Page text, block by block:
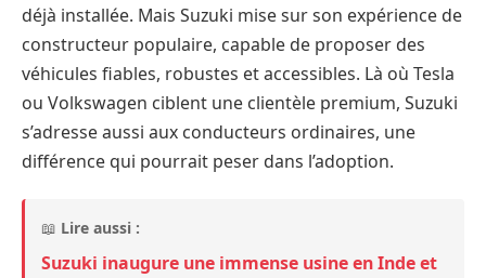
déjà installée. Mais Suzuki mise sur son expérience de
constructeur populaire, capable de proposer des
véhicules fiables, robustes et accessibles. Là où Tesla
ou Volkswagen ciblent une clientèle premium, Suzuki
s’adresse aussi aux conducteurs ordinaires, une
différence qui pourrait peser dans l’adoption.
📖 Lire aussi :
Suzuki inaugure une immense usine en Inde et